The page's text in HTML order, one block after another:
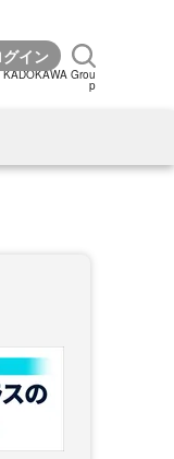
KADOKAWA Grou
p